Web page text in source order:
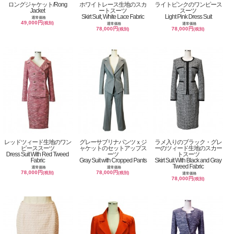
ロングジャケット/Rong
Jacket
通常価格
49,000円(税別)
ホワイトレース生地のスカ
ートスーツ
Skirt Suit, White Lace Fabric
通常価格
78,000円(税別)
ライトピンクのワンピース
スーツ
Light Pink Dress Suit
通常価格
78,000円(税別)
レッドツィード生地のワン
ピーススーツ
Dress Suit With Red Tweed
Fabric
通常価格
78,000円(税別)
グレーサブリナパンツｘジ
ャケットのセットアップス
ーツ
Gray Suit with Cropped Pants
通常価格
78,000円(税別)
ラメ入りのブラック・グレ
ーのツィード生地のスカー
トスーツ
Skirt Suit With Black and Gray
Tweed Fabric
通常価格
78,000円(税別)